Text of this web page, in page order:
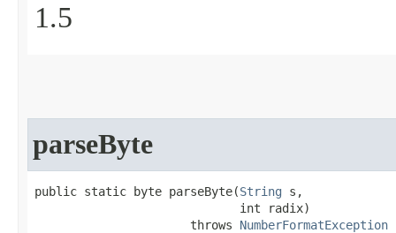
1.5
parseByte
public static byte parseByte​(String s,
                             int radix)
                      throws
NumberFormatException